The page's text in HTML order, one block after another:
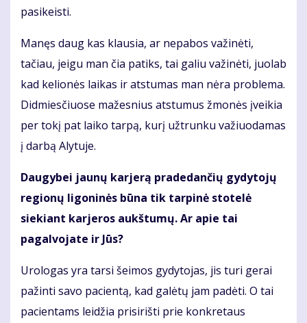
pasikeisti.
Manęs daug kas klausia, ar nepabos važinėti,
tačiau, jeigu man čia patiks, tai galiu važinėti, juolab
kad kelionės laikas ir atstumas man nėra problema.
Didmiesčiuose mažesnius atstumus žmonės įveikia
per tokį pat laiko tarpą, kurį užtrunku važiuodamas
į darbą Alytuje.
Daugybei jaunų karjerą pradedančių gydytojų
regionų ligoninės būna tik tarpinė stotelė
siekiant karjeros aukštumų. Ar apie tai
pagalvojate ir Jūs?
Urologas yra tarsi šeimos gydytojas, jis turi gerai
pažinti savo pacientą, kad galėtų jam padėti. O tai
pacientams leidžia prisirišti prie konkretaus